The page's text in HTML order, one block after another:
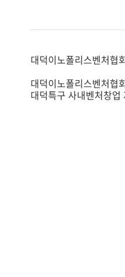
대덕이노폴리스벤처협
대덕이노폴리스벤처협
대덕특구 사내벤처창